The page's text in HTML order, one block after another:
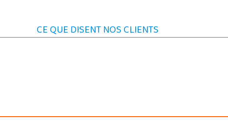
CE QUE DISENT NOS CLIENTS